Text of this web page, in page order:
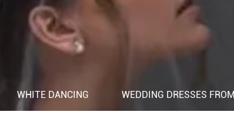
WHITE DANCING WEDDING DRESSES